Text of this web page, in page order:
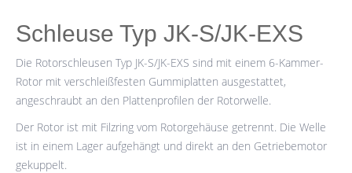
Schleuse Typ JK-S/JK-EXS
Die Rotorschleusen Typ JK-S/JK-EXS sind mit einem 6-Kammer-
Rotor mit verschleißfesten Gummiplatten ausgestattet,
angeschraubt an den Plattenprofilen der Rotorwelle.
Der Rotor ist mit Filzring vom Rotorgehäuse getrennt. Die Welle
ist in einem Lager aufgehängt und direkt an den Getriebemotor
gekuppelt.